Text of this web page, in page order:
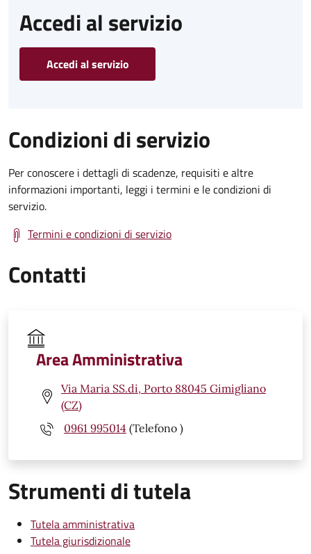
Accedi al servizio
Accedi al servizio
Condizioni di servizio
Per conoscere i dettagli di scadenze, requisiti e altre
informazioni importanti, leggi i termini e le condizioni di
servizio.
Termini e condizioni di servizio
Contatti
Area Amministrativa
Via Maria SS.di, Porto 88045 Gimigliano
(CZ)
0961 995014 (Telefono )
Strumenti di tutela
Tutela amministrativa
Tutela giurisdizionale